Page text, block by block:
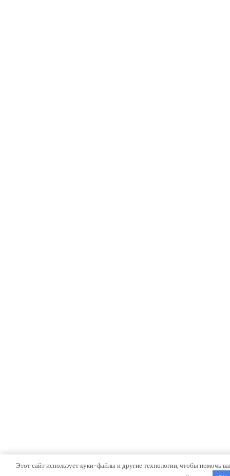
Этот сайт использует куки-файлы и другие технологии, чтобы помочь